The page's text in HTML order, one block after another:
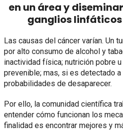
en un área y
ganglios
Las causas del cáncer varían. Un
por alto consumo de alcohol y
inactividad física; nutrición pobre
prevenible; mas, si es detectado
probabilidades de desaparecer.
Por ello, la comunidad científica
entender cómo funcionan los
finalidad es encontrar mejores y